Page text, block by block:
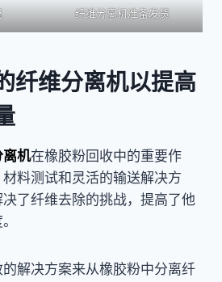
纤维分离机准备发货
纤维分离机以提高
机在橡胶粉回收中的重要作
料测试和灵活的输送解决方
了纤维去除的挑战，提高了他
解决方案来从橡胶粉中分离纤